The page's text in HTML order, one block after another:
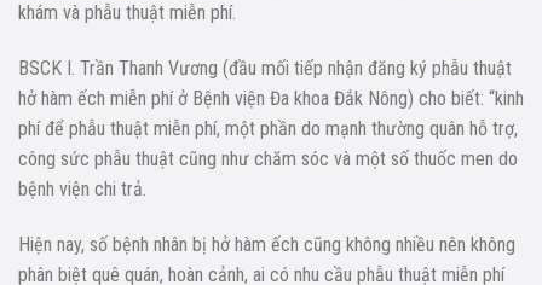
khám và phẫu thuật miễn phí.
BSCK I. Trần Thanh Vương (đầu mối tiếp nhận đăng ký phẫu thuật
hở hàm ếch miễn phí ở Bệnh viện Đa khoa Đắk Nông) cho biết: “kinh
phí để phẫu thuật miễn phí, một phần do mạnh thường quân hỗ trợ,
công sức phẫu thuật cũng như chăm sóc và một số thuốc men do
bệnh viện chi trả.
Hiện nay, số bệnh nhân bị hở hàm ếch cũng không nhiều nên không
phân biệt quê quán, hoàn cảnh, ai có nhu cầu phẫu thuật miễn phí